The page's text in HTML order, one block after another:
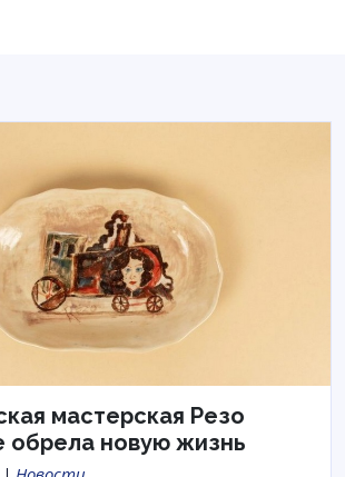
мастерская Резо
обрела новую жизнь